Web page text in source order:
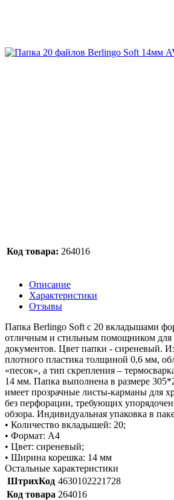
Код товара: 264016
Описание
Характеристики
Отзывы
Папка Berlingo Soft с 20 вкладышами
отличным и стильным помощником для
документов. Цвет папки - сиреневый.
плотного пластика толщиной 0,6 мм,
«песок», а тип скрепления –
14 мм. Папка выполнена в размере
имеет прозрачные листы-карманы для
без перфорации, требующих
обзора. Индивидуальная упаковка в
• Количество вкладышей: 20;
• Формат: А4
• Цвет: сиреневый;
• Ширина корешка: 14 мм
Остальные характеристики
ШтрихКод 4630102221728
Код товара 264016